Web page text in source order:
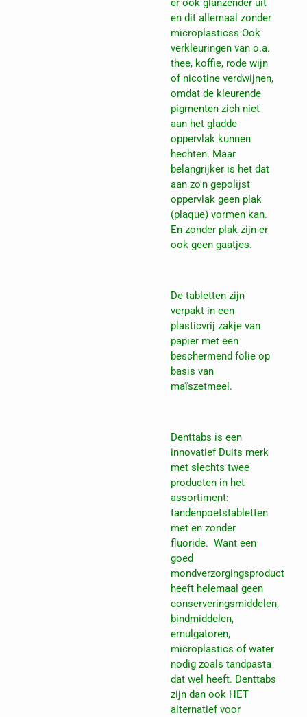
er ook glanzender uit
en dit allemaal zonder
microplasticss Ook
verkleuringen van o.a.
thee, koffie, rode wijn
of nicotine verdwijnen,
omdat de kleurende
pigmenten zich niet
aan het gladde
oppervlak kunnen
hechten. Maar
belangrijker is het dat
aan zo'n gepolijst
oppervlak geen plak
(plaque) vormen kan.
En zonder plak zijn er
ook geen gaatjes.
De tabletten zijn
verpakt in een
plasticvrij zakje van
papier met een
beschermend folie op
basis van
maïszetmeel.
Denttabs is een
innovatief Duits merk
met slechts twee
producten in het
assortiment:
tandenpoetstabletten
met en zonder
fluoride. Want een
goed
mondverzorgingsproduct
heeft helemaal geen
conserveringsmiddelen,
bindmiddelen,
emulgatoren,
microplastics of water
nodig zoals tandpasta
dat wel heeft. Denttabs
zijn dan ook HET
alternatief voor